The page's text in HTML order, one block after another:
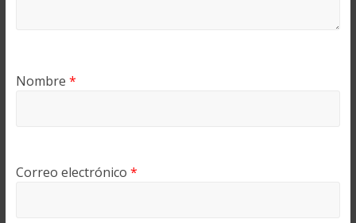
Nombre *
Correo electrónico *